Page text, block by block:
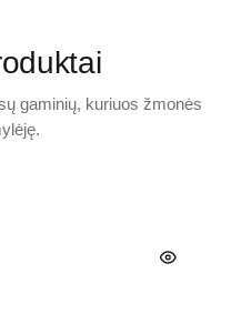
gaminių, kuriuos žmonės